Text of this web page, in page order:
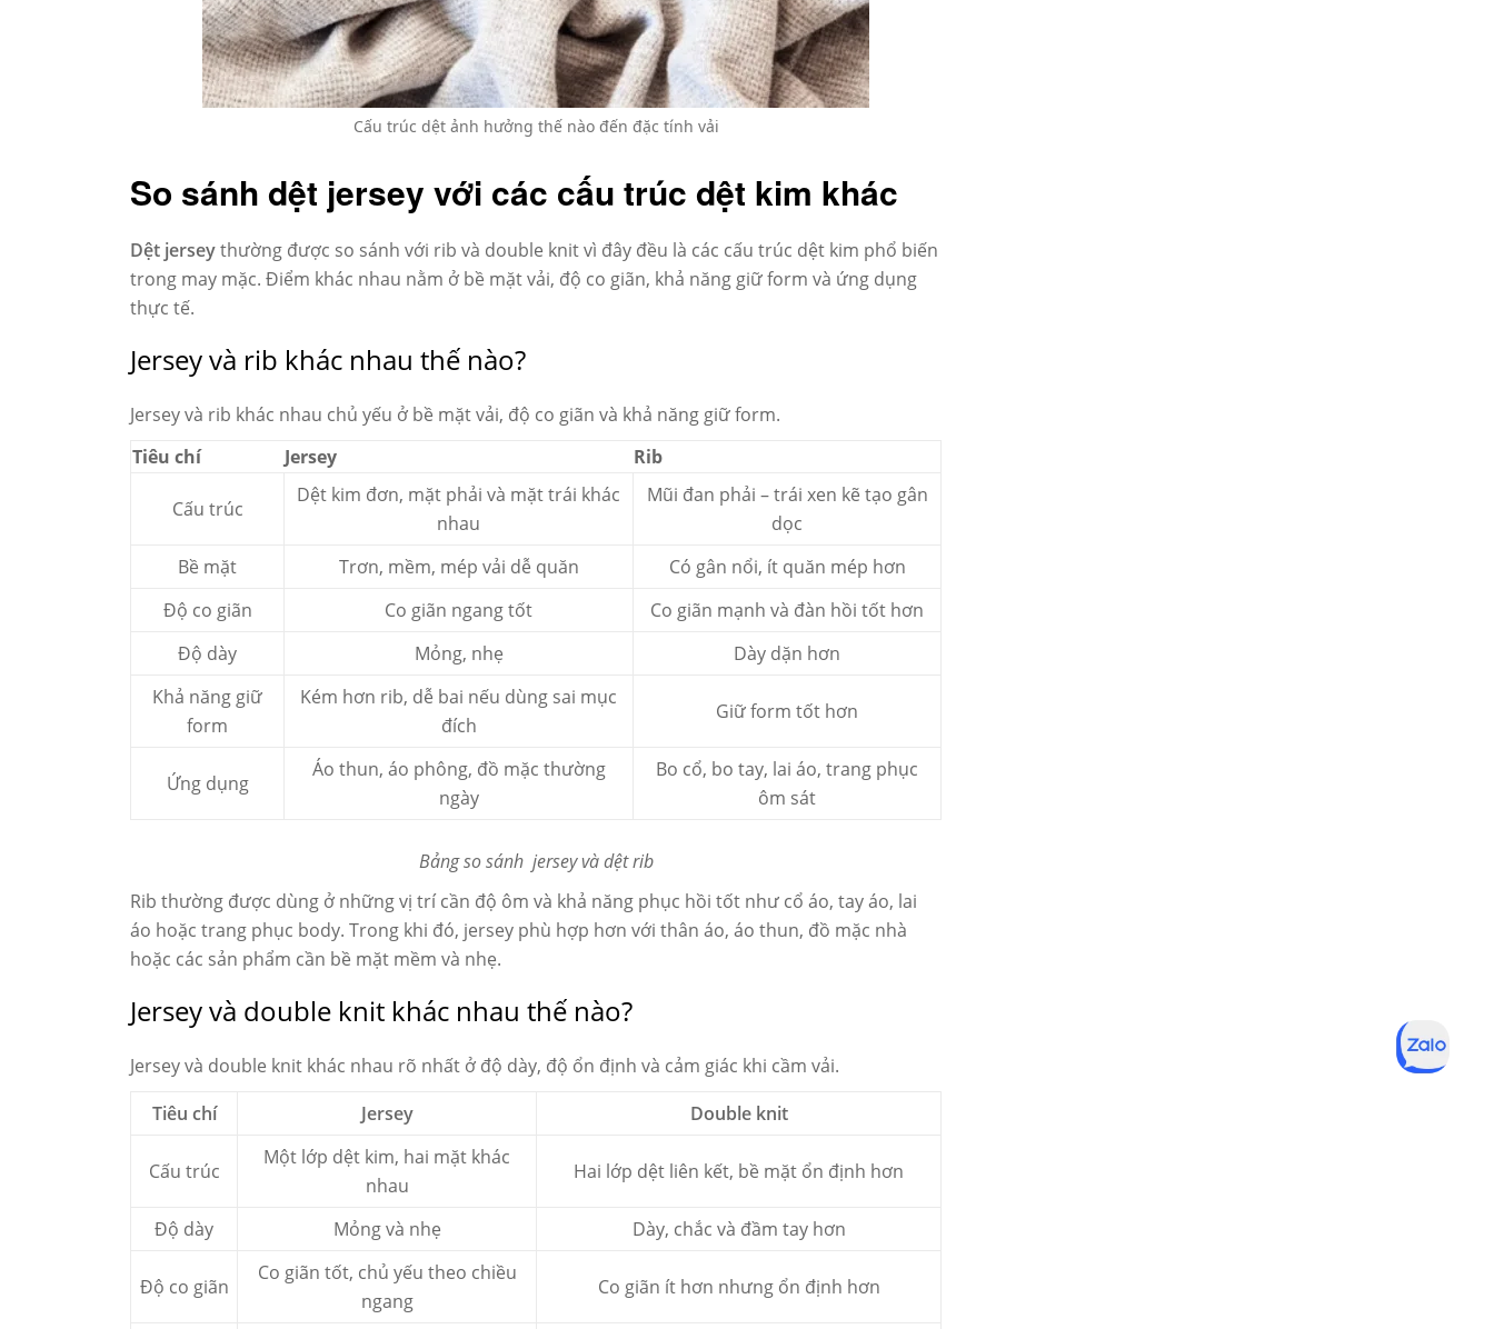
Cấu trúc dệt ảnh hưởng thế nào đến đặc tính vải
So sánh dệt jersey với các cấu trúc dệt kim khác
Dệt jerseythường được so sánh với rib và double knit vì đây đều là các cấu trúc dệt kim phổ biến
trong may mặc. Điểm khác nhau nằm ở bề mặt vải, độ co giãn, khả năng giữ form và ứng dụng
thực tế.
Jersey và rib khác nhau thế nào?
Jersey và rib khác nhau chủ yếu ở bề mặt vải, độ co giãn và khả năng giữ form.
Tiêu chí
Jersey Rib
Cấu trúc
Dệt kim đơn, mặt phải và mặt trái khác
nhau
Mũi đan phải – trái xen kẽ tạo gân
dọc
Bề mặt
Trơn, mềm, mép vải dễ quăn
Có gân nổi, ít quăn mép hơn
Độ co giãn
Co giãn ngang tốt
Co giãn mạnh và đàn hồi tốt hơn
Độ dày
Mỏng, nhẹ
Dày dặn hơn
Khả năng giữ
form
Kém hơn rib, dễ bai nếu dùng sai mục
đích
Giữ form tốt hơn
Ứng dụng
Áo thun, áo phông, đồ mặc thường
ngày
Bo cổ, bo tay, lai áo, trang phục
ôm sát
Bảng so sánh jersey và dệt rib
Rib thường được dùng ở những vị trí cần độ ôm và khả năng phục hồi tốt như cổ áo, tay áo, lai
áo hoặc trang phục body. Trong khi đó, jersey phù hợp hơn với thân áo, áo thun, đồ mặc nhà
hoặc các sản phẩm cần bề mặt mềm và nhẹ.
Jersey và double knit khác nhau thế nào?
Jersey và double knit khác nhau rõ nhất ở độ dày, độ ổn định và cảm giác khi cầm vải.
Tiêu chí
Jersey Double knit
Cấu trúc
Một lớp dệt kim, hai mặt khác
nhau
Hai lớp dệt liên kết, bề mặt ổn định hơn
Độ dày Mỏng và nhẹ Dày, chắc và đầm tay hơn
Độ co giãn
Co giãn tốt, chủ yếu theo chiều
ngang
Co giãn ít hơn nhưng ổn định hơn